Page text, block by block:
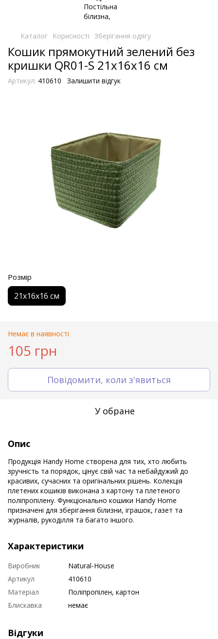
Каталог Корисності Зберігання одягу
Кошик прямокутний зелений без
кришки QR01-S 21х16х16 см
Артикул: 410610 Залишити відгук
Розмір
21х16х16 см
Немає в наявності
105 грн
Повідомити, коли з'явиться
У обране
Опис
Продукція Handy Home створена для тих, хто любить
зручність та порядок, цінує свій час та небайдужий до
красивих, сучасних та оригінальних рішень. Колекція
плетених кошиків виконана з картону та плетеного
поліпропілену. Функціонально кошики Handy Home
призначені для зберігання білизни, іграшок, газет та
журналів, рукоділля та багато іншого.
Характеристики
Виробник
Natural-House
Артикул
410610
Матеріал
Поліпропілен, картон
Блискавка
немає
Відгуки